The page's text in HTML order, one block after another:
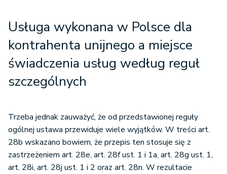
Usługa wykonana w Polsce dla
kontrahenta unijnego a miejsce
świadczenia usług według reguł
szczególnych
Trzeba jednak zauważyć, że od przedstawionej reguły
ogólnej ustawa przewiduje wiele wyjątków. W treści art.
28b wskazano bowiem, że przepis ten stosuje się z
zastrzeżeniem art. 28e, art. 28f ust. 1 i 1a, art. 28g ust. 1,
art. 28i, art. 28j ust. 1 i 2 oraz art. 28n. W rezultacie